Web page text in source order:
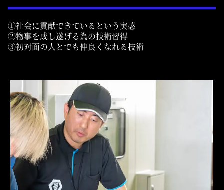
①社会に貢献できているという実感
②物事を成し遂げる為の技術習得
③初対面の人とでも仲良くなれる技術